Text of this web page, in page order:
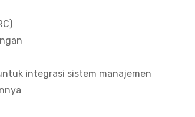
integrasi sistem manajemen